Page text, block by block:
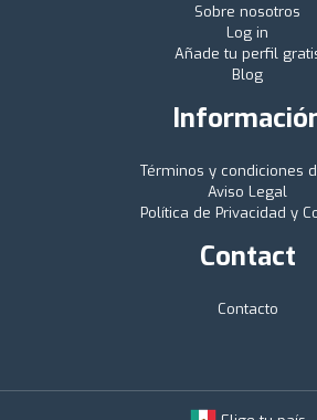
Sobre nosotros
Log in
Añade tu perfil
Blog
Términos y condiciones
Aviso Legal
Política de Privacidad y
Contact
Contacto